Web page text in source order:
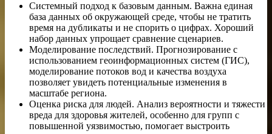
Системный подход к базовым данным. Важна единая
база данных об окружающей среде, чтобы не тратить
время на дубликаты и не спорить о цифрах. Хороший
набор данных упрощает сравнение сценариев.
Моделирование последствий. Прогнозирование с
использованием геоинформационных систем (ГИС),
моделирование потоков вод и качества воздуха
позволяет увидеть потенциальные изменения в
масштабе региона.
Оценка риска для людей. Анализ вероятности и тяжести
вреда для здоровья жителей, особенно для групп с
повышенной уязвимостью, помогает выстроить